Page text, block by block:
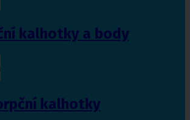
kalhotky a body
kalhotky